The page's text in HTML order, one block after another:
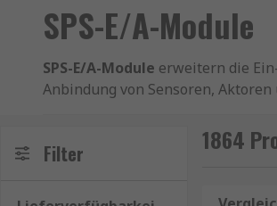
SPS-E/A-Module
SPS-E/A-Module erweitern die
Anbindung von Sensoren,
eingeschränkte
Automatisierungsanwendungen
SPS-Erweiterungsmodule
Filter 1864